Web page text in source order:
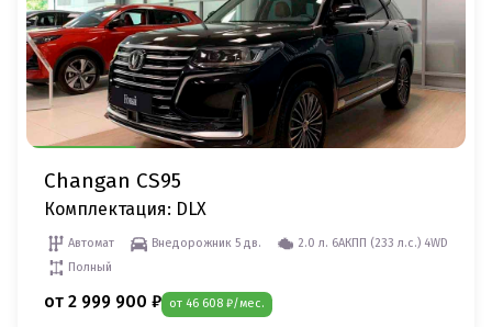
Changan CS95
Комплектация: DLX
Автомат Внедорожник 5 дв.
2.0 л. 6AКПП (233 л.c.) 4WD
Полный
от 2 999 900 ₽ от 46 608 ₽/мес.